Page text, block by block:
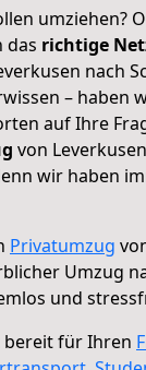
umziehen?
das richtige
nach
– haben
auf Ihre
von
wir haben
Privatumzug
Umzug
und
bereit für Ihren